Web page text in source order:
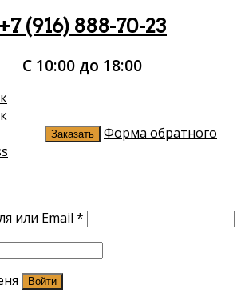
+7 (916) 888-70-23
С 10:00 до 18:00
Заказать
Форма обратного
или Email *
Войти